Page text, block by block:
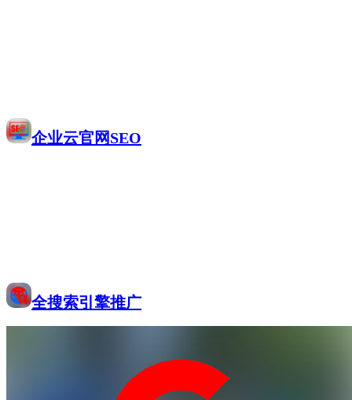
企业云官网SEO
全搜索引擎推广